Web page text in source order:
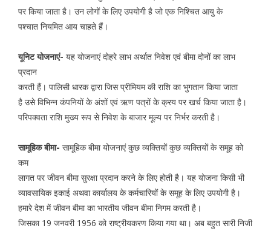
पर किया जाता है। उन लोगों के लिए उपयोगी है जो एक निश्चित आयु के
पश्चात नियमित आय चाहते हैं।
यूनिट योजनाएं- यह योजनाएं दोहरे लाभ अर्थात निवेश एवं बीमा दोनों का लाभ
प्रदान
करती हैं। पालिसी धारक द्वारा जिस प्रीमियम की राशि का भुगतान किया जाता
है उसे विभिन्न कंपनियों के अंशों एवं ऋण पत्रों के क्रय पर खर्च किया जाता है।
परिपक्वता राशि मुख्य रूप से निवेश के बाजार मूल्य पर निर्भर करती है।
सामूहिक बीमा- सामूहिक बीमा योजनाएं कुछ व्यक्तियों कुछ व्यक्तियों के समूह को
कम
लागत पर जीवन बीमा सुरक्षा प्रदान करने के लिए होती है। यह योजना किसी भी
व्यावसायिक इकाई अथवा कार्यालय के कर्मचारियों के समूह के लिए उपयोगी है।
हमारे देश में जीवन बीमा का भारतीय जीवन बीमा निगम करती है।
जिसका 19 जनवरी 1956 को राष्ट्रीयकरण किया गया था। अब बहुत सारी निजी